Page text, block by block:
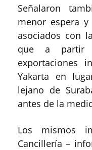
Señalaron
menor espera
asociados con
que a partir
exportaciones
Yakarta en
lejano de
antes de la
Los mismos
Cancillería –